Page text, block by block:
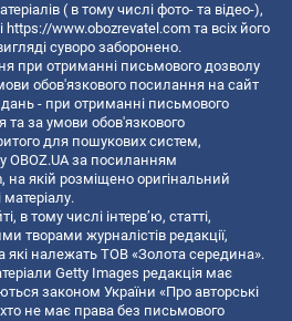
( в тому числі фото- та відео-),
https://www.obozrevatel.com та всіх його
суворо заборонено.
при отриманні письмового дозволу
обов'язкового посилання на сайт
- при отриманні письмового
та за умови обов'язкового
для пошукових систем,
OBOZ.UA за посиланням
, на якій розміщено оригінальний
в тому числі інтерв’ю, статті,
творами журналістів редакції,
які належать ТОВ «Золота середина».
Getty Images редакція має
законом України «Про авторські
не має права без письмового